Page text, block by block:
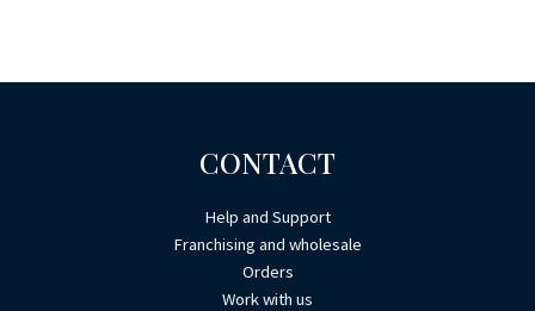
CONTACT
Help and Support
Franchising and wholesale
Orders
Work with us